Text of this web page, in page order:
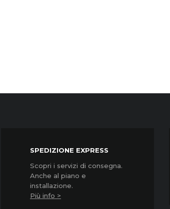
SPEDIZIONE EXPRESS
Scopri i servizi di consegna.
Anche al piano e
installazione.
Più info >